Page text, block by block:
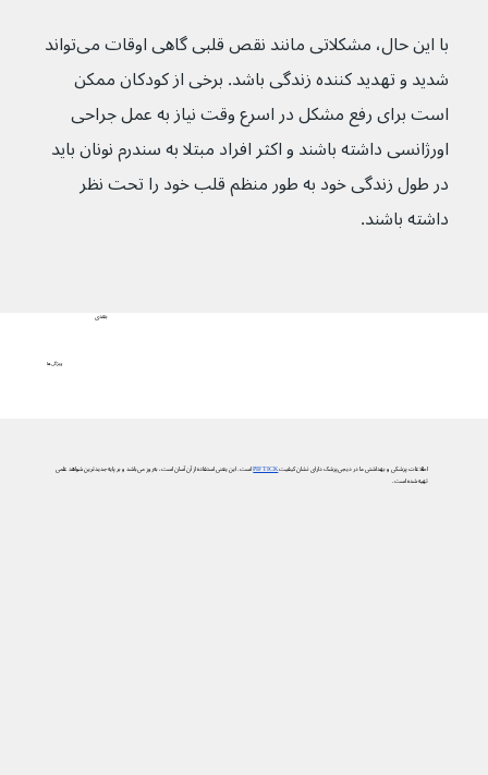
با این حال، مشکلاتی مانند نقص قلبی گاهی اوقات می‌تواند
شدید و تهدید کننده زندگی باشد. برخی از کودکان ممکن
است برای رفع مشکل در اسرع وقت نیاز به عمل جراحی
اورژانسی داشته باشند و اکثر افراد مبتلا به سندرم نونان باید
در طول زندگی خود به طور منظم قلب خود را تحت نظر
داشته باشند.
ویژگی‌ها
بعدی
اطلاعات پزشکی و بهداشتی ما در دیجی‌پزشک دارای نشان کیفیتPIF TICKاست. این یعنی استفاده از آن آسان است، به‌روز می‌باشد و بر پایه جدیدترین شواهد علمی
تهیه شده است.